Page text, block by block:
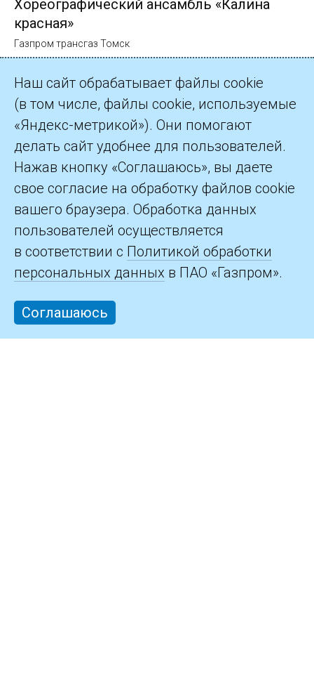
Хореографический ансамбль «Калина
красная»
Газпром трансгаз Томск
©2026 ПАО «Газпром»
Контакты
Наш сайт обрабатывает файлы cookie
(в том числе, файлы cookie, используемые
«Яндекс-метрикой»). Они помогают
делать сайт удобнее для пользователей.
Нажав кнопку «Соглашаюсь», вы даете
свое согласие на обработку файлов cookie
вашего браузера. Обработка данных
пользователей осуществляется
в соответствии с Политикой обработки
персональных данных в ПАО «Газпром».
Соглашаюсь